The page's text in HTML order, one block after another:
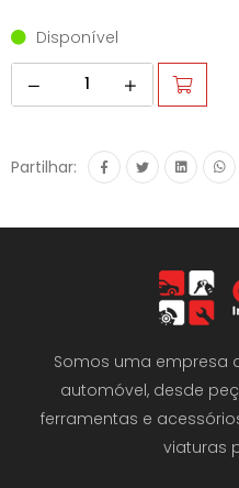
Disponível
Partilhar:
Somos uma empresa
automóvel, desde
ferramentas e
viaturas